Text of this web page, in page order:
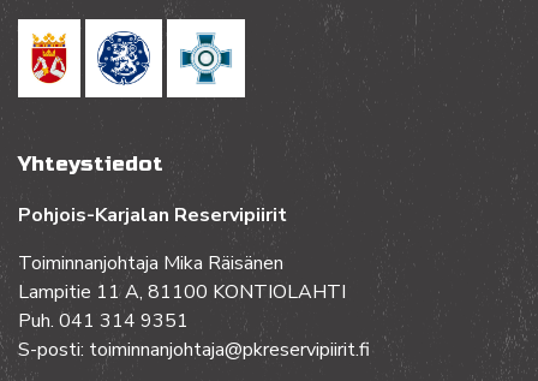
Yhteystiedot
Pohjois-Karjalan Reservipiirit
Toiminnanjohtaja Mika Räisänen
Lampitie 11 A, 81100 KONTIOLAHTI
Puh. 041 314 9351
S-posti: toiminnanjohtaja@pkreservipiirit.fi